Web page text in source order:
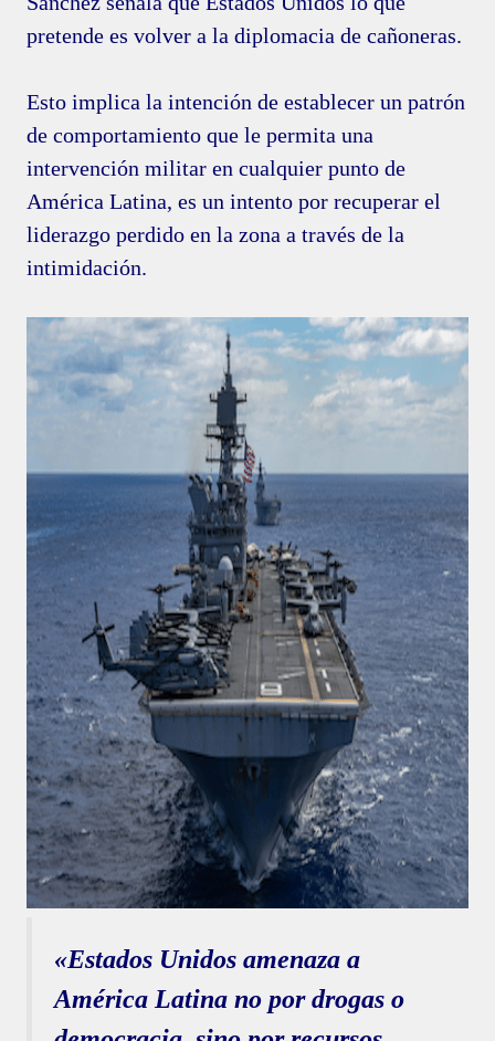
pretende es volver a la diplomacia de cañoneras.
Esto implica la intención de establecer un patrón
de comportamiento que le permita una
intervención militar en cualquier punto de
América Latina, es un intento por recuperar el
liderazgo perdido en la zona a través de la
intimidación.
«Estados Unidos amenaza a
América Latina no por drogas o